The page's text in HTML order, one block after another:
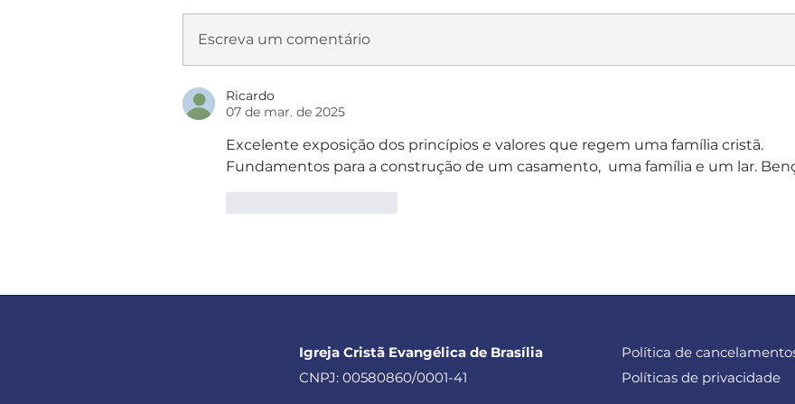
Escreva um comentário
Ricardo
07 de mar. de 2025
Excelente exposição dos princípios e valores que regem uma família cristã.
Fundamentos para a construção de um casamento,  uma família e um lar.
Igreja Cristã Evangélica de Brasília
CNPJ: 00580860/0001-41
Política de
Políticas de privacidade